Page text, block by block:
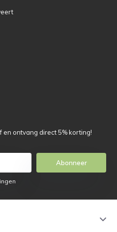
en ontvang direct 5% korting!
Abonneer